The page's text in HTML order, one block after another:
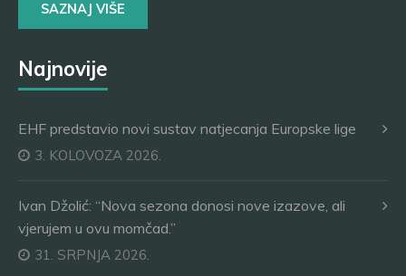
SAZNAJ VIŠE
Najnovije
EHF predstavio novi sustav natjecanja Europske lige
3. KOLOVOZA 2026.
Ivan Džolić: “Nova sezona donosi nove izazove, ali
vjerujem u ovu momčad.”
31. SRPNJA 2026.